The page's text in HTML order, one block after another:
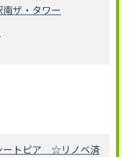
ザ・タワー
ートピア ☆リノベ済